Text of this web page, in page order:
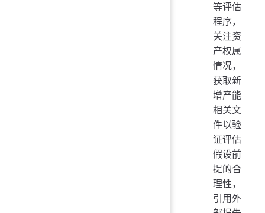
等评估
程序，
关注资
产权属
情况，
获取新
增产能
相关文
件以验
证评估
假设前
提的合
理性，
引用外